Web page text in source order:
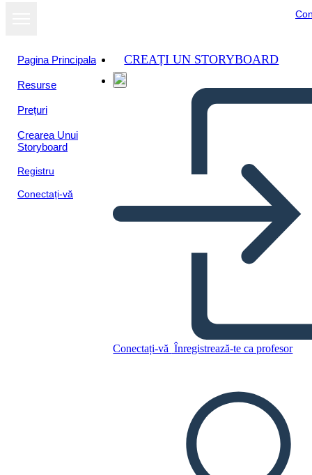
Pagina Principala
Resurse
Prețuri
Crearea Unui
Storyboard
Registru
Conectați-vă
CREAȚI UN STORYBOARD
Conectați-vă Înregistrează-te ca profesor
REDAȚI PREZENTAREA DE DIAPOZITIVE
CITESTE-MI